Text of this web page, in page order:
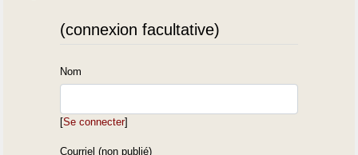
(connexion facultative)
Nom
[Se connecter]
Courriel (non publié)